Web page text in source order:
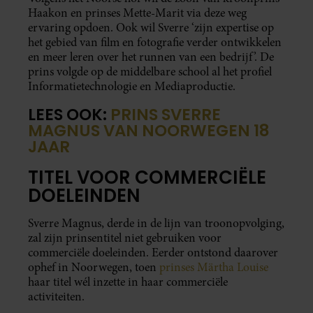
Haakon en prinses Mette-Marit via deze weg
ervaring opdoen. Ook wil Sverre ‘zijn expertise op
het gebied van film en fotografie verder ontwikkelen
en meer leren over het runnen van een bedrijf’. De
prins volgde op de middelbare school al het profiel
Informatietechnologie en Mediaproductie.
LEES OOK: PRINS SVERRE
MAGNUS VAN NOORWEGEN 18
JAAR
TITEL VOOR COMMERCIËLE
DOELEINDEN
Sverre Magnus, derde in de lijn van troonopvolging,
zal zijn prinsentitel niet gebruiken voor
commerciële doeleinden. Eerder ontstond daarover
ophef in Noorwegen, toen prinses Märtha Louise
haar titel wél inzette in haar commerciële
activiteiten.